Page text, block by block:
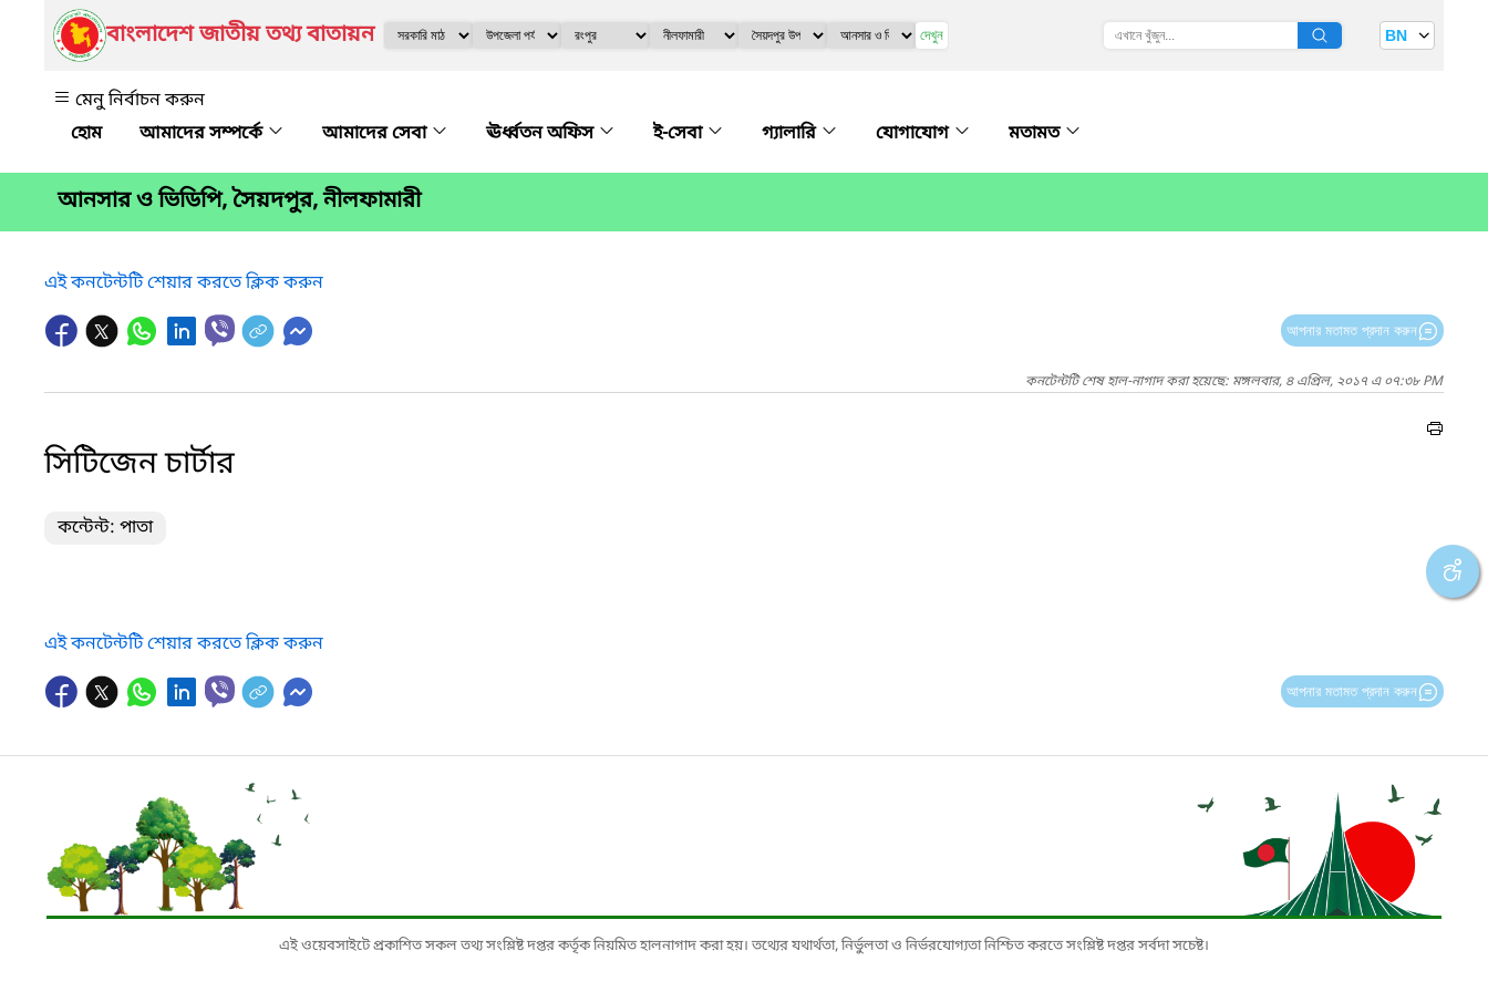
বাংলাদেশ জাতীয় তথ্য বাতায়ন দেখুন BN
মেনু নির্বাচন করুন
আমাদের সম্পর্কে
আমাদের সেবা ঊর্ধ্বতন অফিস ই-সেবা গ্যালারি যোগাযোগ মতামত
আনসার ও ভিডিপি, সৈয়দপুর, নীলফামারী
এই কনটেন্টটি শেয়ার করতে ক্লিক করুন
আপনার মতামত প্রদান করুন
কনটেন্টটি শেষ হাল-নাগাদ করা হয়েছে: মঙ্গলবার, ৪ এপ্রিল, ২০১৭ এ ০৭:৩৮ PM
সিটিজেন চার্টার
কন্টেন্ট: পাতা
এই কনটেন্টটি শেয়ার করতে ক্লিক করুন
আপনার মতামত প্রদান করুন
এই ওয়েবসাইটে প্রকাশিত সকল তথ্য সংশ্লিষ্ট দপ্তর কর্তৃক নিয়মিত হালনাগাদ করা হয়। তথ্যের যথার্থতা, নির্ভুলতা ও নির্ভরযোগ্যতা নিশ্চিত করতে সংশ্লিষ্ট দপ্তর সর্বদা সচেষ্ট।